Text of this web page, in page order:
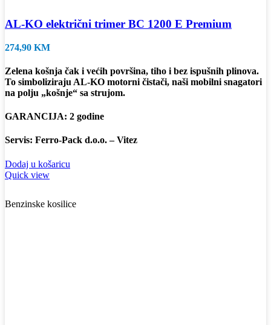
AL-KO električni trimer BC 1200 E Premium
274,90 KM
Zelena košnja čak i većih površina, tiho i bez ispušnih plinova.
To simboliziraju AL-KO motorni čistači, naši mobilni snagatori
na polju „košnje“ sa strujom.
GARANCIJA: 2 godine
Servis: Ferro-Pack d.o.o. – Vitez
Dodaj u košaricu
Quick view
Benzinske kosilice